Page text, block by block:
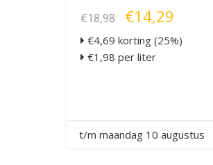
€18,98 €14,29
€4,69 korting (25%)
€1,98 per liter
t/m maandag 10 augustus